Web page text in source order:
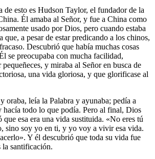
de esto es Hudson Taylor, el fundador de la
Él amaba al Señor, y fue a China como
usado por Dios, pero cuando estaba
que, a pesar de estar predicando a los chinos,
Descubrió que había muchas cosas
se preocupaba con mucha facilidad,
y miraba al Señor en busca de
una vida gloriosa, y que glorificase al
oraba, leía la Palabra y ayunaba; pedía a
hacía todo lo que podía. Pero al final, Dios
que esa era una vida sustituida. «No eres tú
sino soy yo en ti, y yo voy a vivir esa vida.
Y él descubrió que toda su vida fue
la santificación.